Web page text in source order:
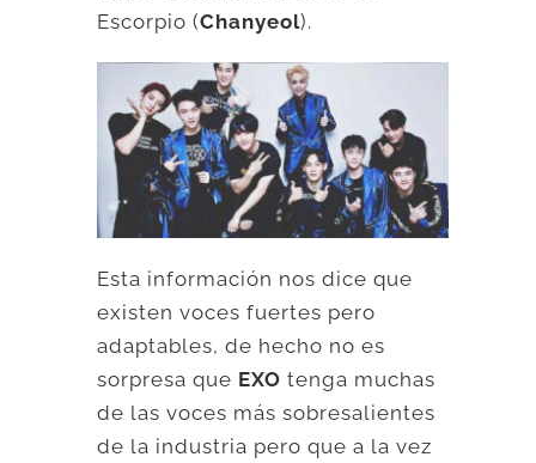
Escorpio (Chanyeol).
Esta información nos dice que
existen voces fuertes pero
adaptables, de hecho no es
sorpresa que EXO tenga muchas
de las voces más sobresalientes
de la industria pero que a la vez